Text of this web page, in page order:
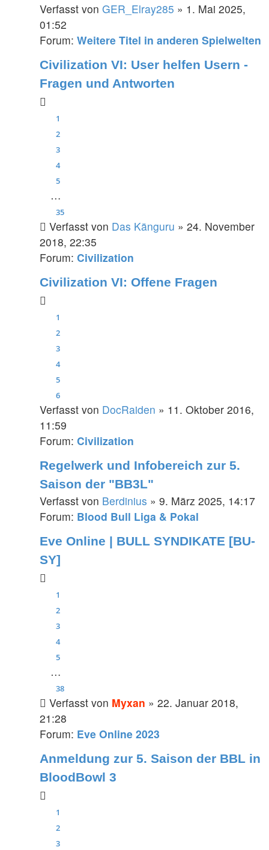
Verfasst von GER_Elray285 » 1. Mai 2025,
01:52
Forum: Weitere Titel in anderen Spielwelten
Civilization VI: User helfen Usern -
Fragen und Antworten
1
2
3
4
5
…
35
Verfasst von Das Känguru » 24. November
2018, 22:35
Forum: Civilization
Civilization VI: Offene Fragen
1
2
3
4
5
6
Verfasst von DocRaiden » 11. Oktober 2016,
11:59
Forum: Civilization
Regelwerk und Infobereich zur 5.
Saison der "BB3L"
Verfasst von Berdinius » 9. März 2025, 14:17
Forum: Blood Bull Liga & Pokal
Eve Online | BULL SYNDIKATE [BU-
SY]
1
2
3
4
5
…
38
Verfasst von Myxan » 22. Januar 2018,
21:28
Forum: Eve Online 2023
Anmeldung zur 5. Saison der BBL in
BloodBowl 3
1
2
3